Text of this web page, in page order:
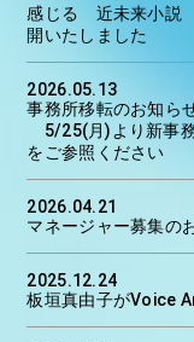
感じる 近未来小説
開いたしました
2026.05.13
事務所移転のお知ら
5/25(月)より新事務
をご参照ください
2026.04.21
マネージャー募集の
2025.12.24
板垣真由子がVoice